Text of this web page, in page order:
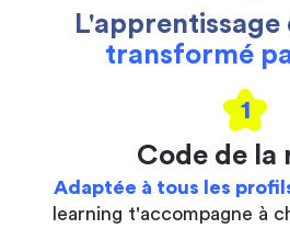
L'apprentissage
transformé
1
Code de la
Adaptée à tous les
learning t'accompagne à